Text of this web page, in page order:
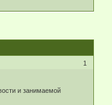
1
и занимаемой